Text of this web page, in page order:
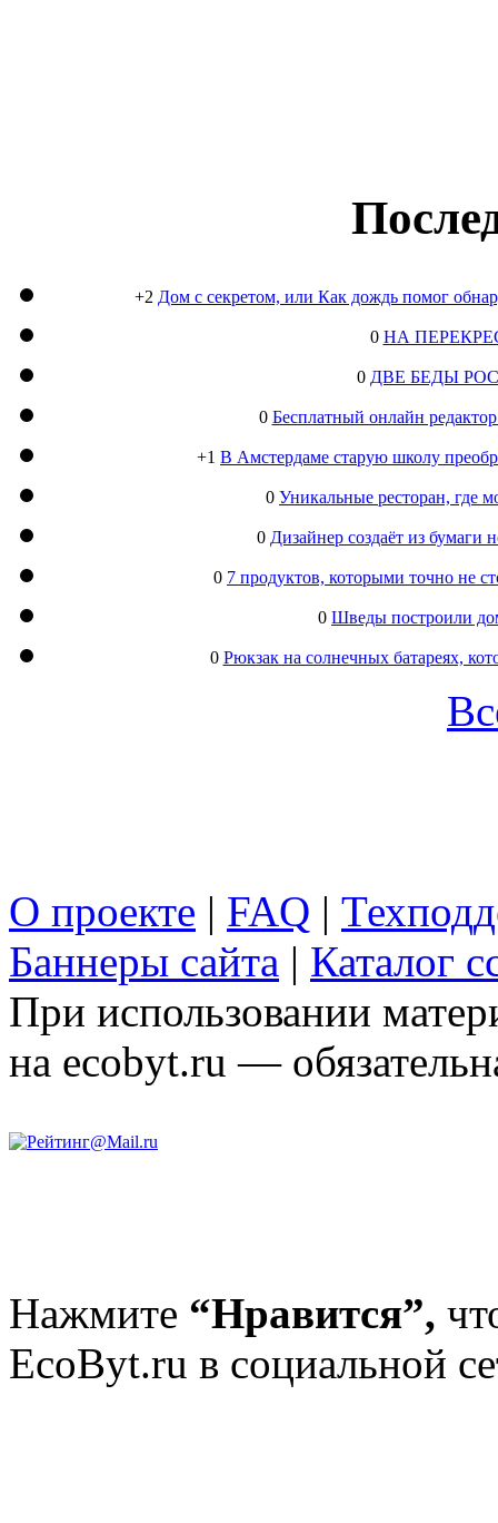
+2 Дом с секретом, или Как дождь помог
0 НА
0 ДВЕ БЕДЫ
0 Бесплатный онлайн
+1 В Амстердаме старую школу
0 Уникальные ресторан, где
0 Дизайнер создаёт из
0 7 продуктов, которыми точно не
0 Шведы построили
0 Рюкзак на солнечных батареях,
О проекте | FAQ |
Баннеры сайта | Каталог
При использовании
на ecobyt.ru —
Нажмите “Нравится”,
EcoByt.ru в социальной